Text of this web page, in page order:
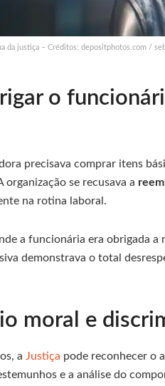
da justiça – Créditos: depositphotos.com /
o
precisava comprar itens
se recusava a
na rotina laboral.
a funcionária era obrigada a
demonstrava o total
moral e
a Justiça pode reconhecer o
e a análise do